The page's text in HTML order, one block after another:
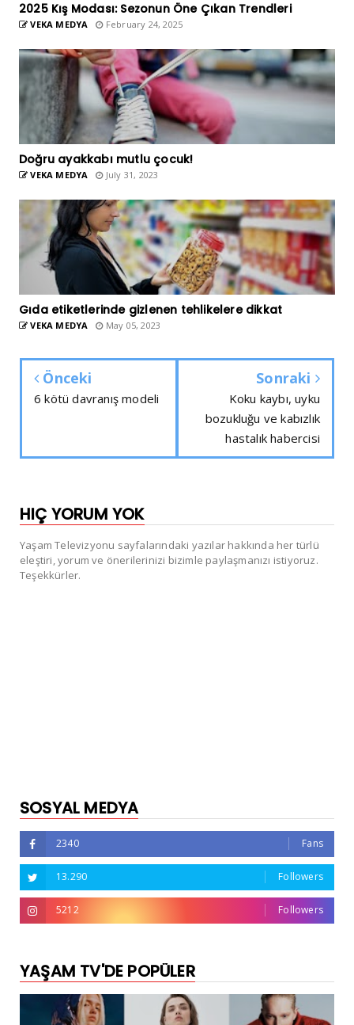
2025 Kış Modası: Sezonun Öne Çıkan Trendleri
VEKA MEDYA February 24, 2025
Doğru ayakkabı mutlu çocuk!
VEKA MEDYA July 31, 2023
Gıda etiketlerinde gizlenen tehlikelere dikkat
VEKA MEDYA May 05, 2023
Önceki
6 kötü davranış modeli
Sonraki
Koku kaybı, uyku
bozukluğu ve kabızlık
hastalık habercisi
HIÇ YORUM YOK
Yaşam Televizyonu sayfalarındaki yazılar hakkında her türlü
eleştiri, yorum ve önerilerinizi bizimle paylaşmanızı istiyoruz.
Teşekkürler.
SOSYAL MEDYA
2340 Fans
13.290 Followers
5212 Followers
YAŞAM TV'DE POPÜLER